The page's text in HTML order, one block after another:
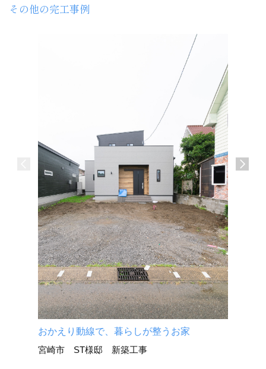
その他の完工事例
おかえり動線で、暮らしが整うお家
宮崎市 ST様邸 新築工事
介護施